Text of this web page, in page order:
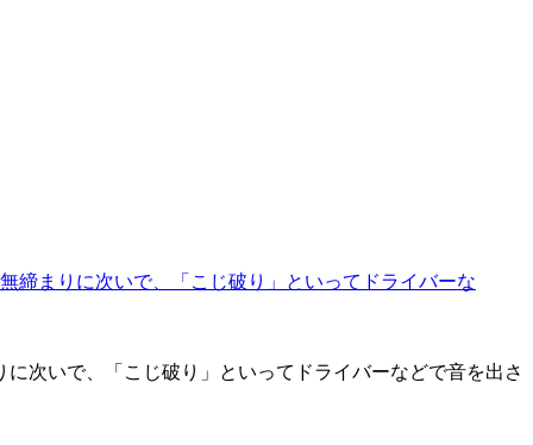
次いで、「こじ破り」といってドライバーなどで音を出さ